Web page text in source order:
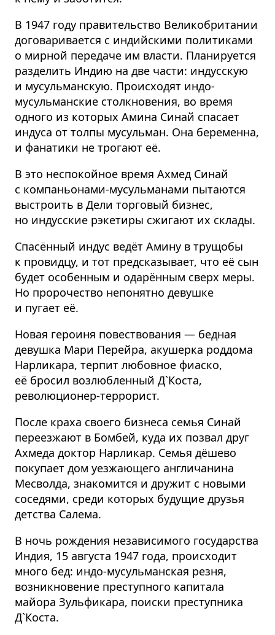
В 1947 году правительство Великобритании
договаривается с индийскими политиками
о мирной передаче им власти. Планируется
разделить Индию на две части: индусскую
и мусульманскую. Происходят индо-
мусульманские столкновения, во время
одного из которых Амина Синай спасает
индуса от толпы мусульман. Она беременна,
и фанатики не трогают её.
В это неспокойное время Ахмед Синай
с компаньонами-мусульманами пытаются
выстроить в Дели торговый бизнес,
но индусские рэкетиры сжигают их склады.
Спасённый индус ведёт Амину в трущобы
к провидцу, и тот предсказывает, что её сын
будет особенным и одарённым сверх меры.
Но пророчество непонятно девушке
и пугает её.
Новая героиня повествования — бедная
девушка Мари Перейра, акушерка роддома
Нарликара, терпит любовное фиаско,
её бросил возлюбленный Д`Коста,
революционер-террорист.
После краха своего бизнеса семья Синай
переезжают в Бомбей, куда их позвал друг
Ахмеда доктор Нарликар. Семья дёшево
покупает дом уезжающего англичанина
Месволда, знакомится и дружит с новыми
соседями, среди которых будущие друзья
детства Салема.
В ночь рождения независимого государства
Индия, 15 августа 1947 года, происходит
много бед: индо-мусульманская резня,
возникновение преступного капитала
майора Зульфикара, поиски преступника
Д`Коста.